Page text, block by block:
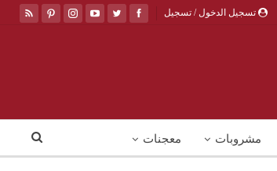
تسجيل الدخول / تسجيل
مشروبات معجنات